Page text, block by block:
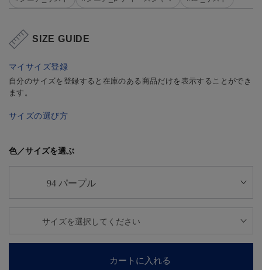
SIZE GUIDE
マイサイズ登録
自分のサイズを登録すると在庫のある商品だけを表示することができ
ます。
サイズの選び方
色／サイズを選ぶ
カートに入れる